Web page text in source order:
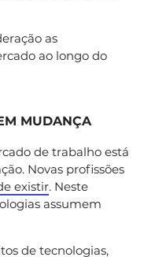
as
ao longo do
MUDANÇA
de trabalho está
Novas profissões
existir. Neste
assumem
de tecnologias,